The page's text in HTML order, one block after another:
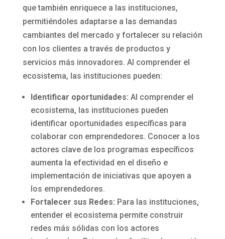
que también enriquece a las instituciones,
permitiéndoles adaptarse a las demandas
cambiantes del mercado y fortalecer su relación
con los clientes a través de productos y
servicios más innovadores. Al comprender el
ecosistema, las instituciones pueden:
Identificar oportunidades: Al comprender el
ecosistema, las instituciones pueden
identificar oportunidades específicas para
colaborar con emprendedores. Conocer a los
actores clave de los programas específicos
aumenta la efectividad en el diseño e
implementación de iniciativas que apoyen a
los emprendedores.
Fortalecer sus Redes: Para las instituciones,
entender el ecosistema permite construir
redes más sólidas con los actores